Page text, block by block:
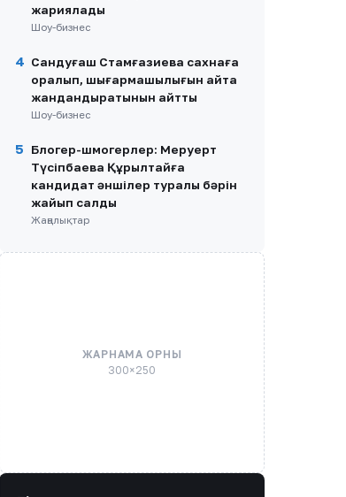
жариялады
Шоу-бизнес
4 Сандуғаш Стамғазиева сахнаға
оралып, шығармашылығын қайта
жандандыратынын айтты
Шоу-бизнес
5
Блогер-шмогерлер: Меруерт
Түсіпбаева Құрылтайға
кандидат әншілер туралы бәрін
жайып салды
Жаңалықтар
ЖАРНАМА ОРНЫ
300×250